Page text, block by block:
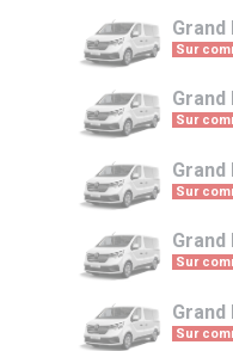
Grand
Sur
Grand
Sur
Grand
Sur
Grand
Sur
Grand
Sur